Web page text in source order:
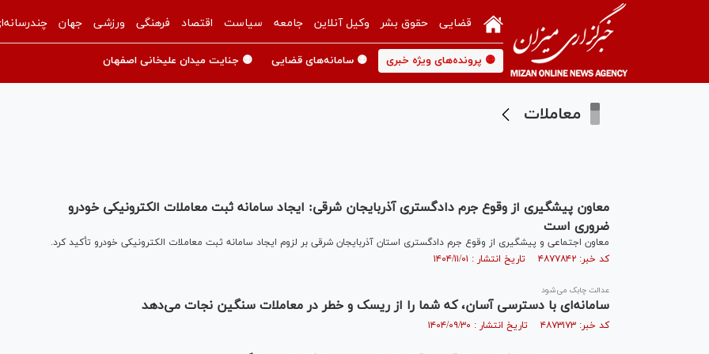
قضایی حقوق بشر وکیل آنلاین جامعه سیاست اقتصاد فرهنگی ورزشی جهان
🟡 پرونده‌های ویژه خبری 🟡 سامانه‌های قضایی 🟡 جنایت میدان علیخانی اصفهان
معاملات
معاون پیشگیری از وقوع جرم دادگستری آذربایجان شرقی: ایجاد سامانه ثبت معاملات الکترونیکی خودرو
ضروری است
معاون اجتماعی و پیشگیری از وقوع جرم دادگستری استان آذربایجان شرقی بر لزوم ایجاد سامانه ثبت معاملات الکترونیکی خودرو تأکید کرد.
کد خبر: ۴۸۷۷۸۴۲ تاریخ انتشار : ۱۴۰۴/۱۱/۰۱
عدالت چابک می‌شود
سامانه‌ای با دسترسی آسان، که شما را از ریسک و خطر در معاملات سنگین نجات می‌دهد
کد خبر: ۴۸۷۳۱۷۳ تاریخ انتشار : ۱۴۰۴/۰۹/۳۰